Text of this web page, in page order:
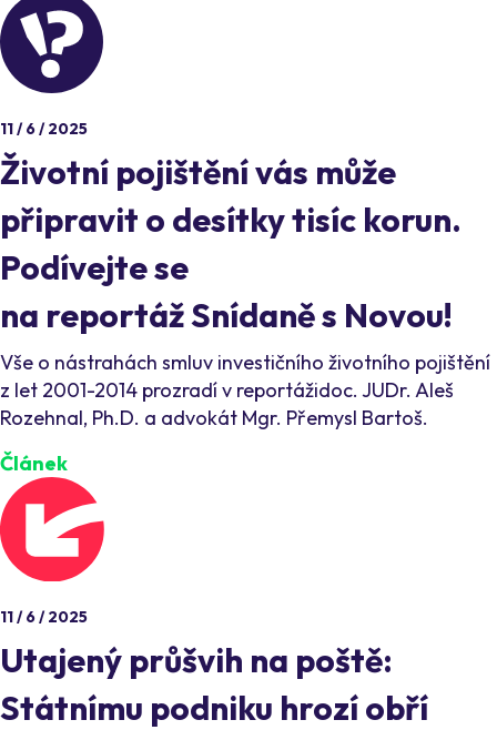
11 / 6 / 2025
Životní pojištění vás může
připravit o desítky tisíc korun.
Podívejte se
na reportáž Snídaně s Novou!
Vše o nástrahách smluv investičního životního pojištění
z let 2001-2014 prozradí v reportážidoc. JUDr. Aleš
Rozehnal, Ph.D. a advokát Mgr. Přemysl Bartoš.
Článek
11 / 6 / 2025
Utajený průšvih na poště:
Státnímu podniku hrozí obří